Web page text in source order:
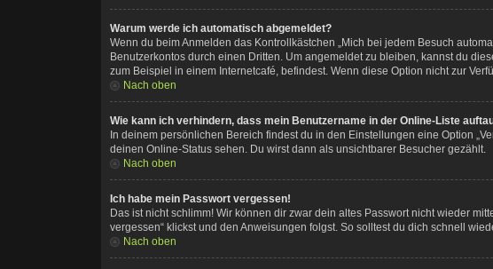
Warum werde ich automatisch abgemeldet?
Wenn du beim Anmelden das Kontrollkästchen „Mich bei jedem Besuch
Benutzerkontos durch einen Dritten. Um angemeldet zu bleiben, kannst du
zum Beispiel in einem Internetcafé, befindest. Wenn diese Option nicht zur
Nach oben
Wie kann ich verhindern, dass mein Benutzername in der Online-Liste
In deinem persönlichen Bereich findest du in den Einstellungen eine Option
deinen Online-Status sehen. Du wirst dann als unsichtbarer Besucher gezählt.
Nach oben
Ich habe mein Passwort vergessen!
Das ist nicht schlimm! Wir können dir zwar dein altes Passwort nicht wieder
vergessen“ klickst und den Anweisungen folgst. So solltest du dich schnell
Nach oben